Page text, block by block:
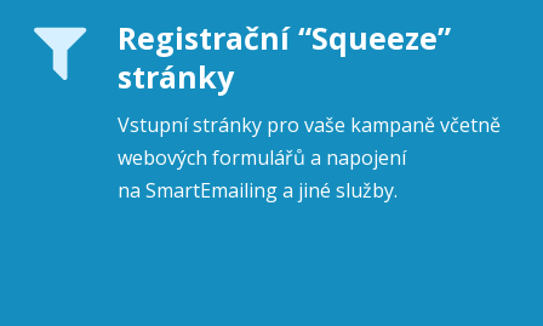
Registrační “Squeeze”
stránky
Vstupní stránky pro vaše kampaně včetně
webových formulářů a napojení
na SmartEmailing a jiné služby.